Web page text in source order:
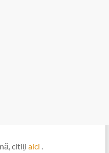
citiți aici